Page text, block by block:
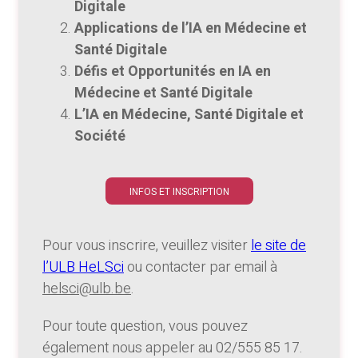
Digitale
Applications de l’IA en Médecine et
Santé Digitale
Défis et Opportunités en IA en
Médecine et Santé Digitale
L’IA en Médecine, Santé Digitale et
Société
INFOS ET INSCRIPTION
Pour vous inscrire, veuillez visiterle site de
l’ULB HeLSciou contacter par email à
helsci@ulb.be.
Pour toute question, vous pouvez
également nous appeler au 02/555 85 17.